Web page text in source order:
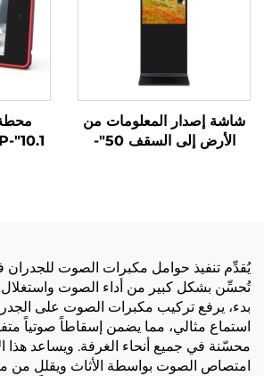
شاشة إصدار المعلومات من
الأرض إلى السقف 50"-
10.1"-DM-Mshow-10.1P
يُقدِّم تنفيذ حوامل مكبرات الصوت للجدران
تُحسِّن بشكل كبير من أداء الصوت
بدء، يرفع تركيب مكبرات الصوت على
استماع مثالي، مما يضمن إسقاطاً صوتياً
محسّنة في جميع أنحاء الغرفة. ويساعد هذا
امتصاص الصوت بواسطة الأثاث ويقلل من